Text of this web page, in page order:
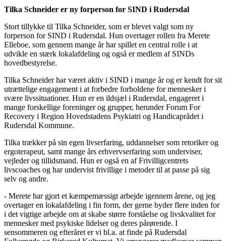
Tilka Schneider er ny forperson for SIND i Rudersdal
Stort tillykke til Tilka Schneider, som er blevet valgt som ny
forperson for SIND i Rudersdal. Hun overtager rollen fra Merete
Elleboe, som gennem mange år har spillet en central rolle i at
udvikle en stærk lokalafdeling og også er medlem af SINDs
hovedbestyrelse.
Tilka Schneider har været aktiv i SIND i mange år og er kendt for sit
utrættelige engagement i at forbedre forholdene for mennesker i
svære livssituationer. Hun er en ildsjæl i Rudersdal, engageret i
mange forskellige foreninger og grupper, herunder Forum For
Recovery i Region Hovedstadens Psykiatri og Handicaprådet i
Rudersdal Kommune.
Tilka trækker på sin egen livserfaring, uddannelser som retoriker og
ergoterapeut, samt mange års erhvervserfaring som underviser,
vejleder og tillidsmand. Hun er også en af Frivilligcentrets
livscoaches og har undervist frivillige i metoder til at passe på sig
selv og andre.
- Merete har gjort et kæmpemæssigt arbejde igennem årene, og jeg
overtager en lokalafdeling i fin form, der gerne byder flere inden for
i det vigtige arbejde om at skabe større forståelse og livskvalitet for
mennesker med psykiske lidelser og deres pårørende. I
sensommeren og efteråret er vi bl.a. at finde på Rudersdal